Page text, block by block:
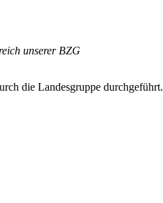
unserer BZG
die Landesgruppe durchgeführt.